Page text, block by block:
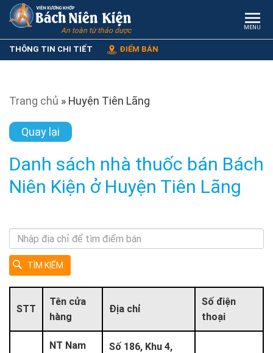
An toàn từ thảo dược MENU
THÔNG TIN CHI TIẾT ĐIỂM BÁN
Trang chủ » Huyện Tiên Lãng
Quay lại
Danh sách nhà thuốc bán Bách
Niên Kiện ở Huyện Tiên Lãng
STT
Tên cửa
hàng
Địa chỉ
Số điện
thoại
NT Nam
Số 186, Khu 4,